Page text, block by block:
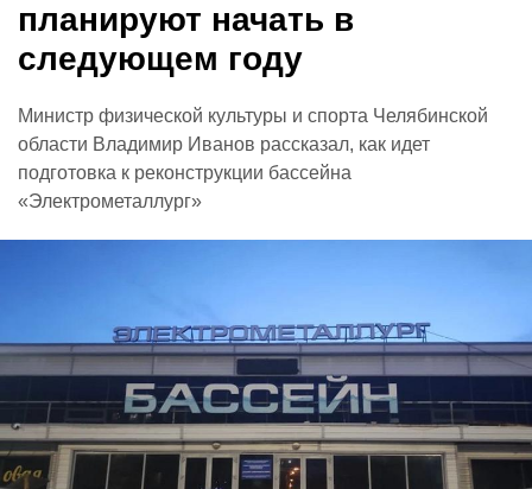
планируют начать в
следующем году
Министр физической культуры и спорта Челябинской
области Владимир Иванов рассказал, как идет
подготовка к реконструкции бассейна
«Электрометаллург»